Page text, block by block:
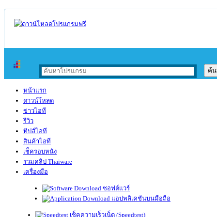
หน้าแรก
ดาวน์โหลด
ข่าวไอที
รีวิว
ทิปส์ไอที
สินค้าไอที
เช็ครอบหนัง
รวมคลิป Thaiware
เครื่องมือ
ซอฟต์แวร์
แอปพลิเคชันบนมือถือ
เช็คความเร็วเน็ต (Speedtest)